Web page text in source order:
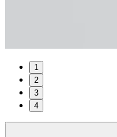
1
2
3
4